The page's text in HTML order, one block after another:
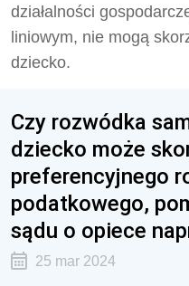
działalności
liniowym, nie mogą
dziecko.
Czy rozwódka
dziecko może
preferencyjnego
podatkowego,
sądu o opiece
25 mar 2024